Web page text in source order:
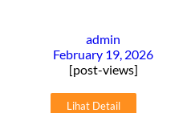
admin
February 19, 2026
[post-views]
Lihat Detail